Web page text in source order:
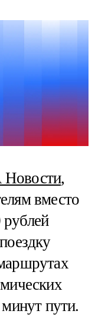
,
вместо
пути.